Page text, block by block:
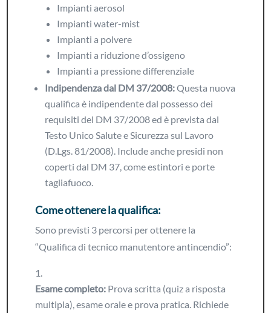
Impianti aerosol
Impianti water-mist
Impianti a polvere
Impianti a riduzione d’ossigeno
Impianti a pressione differenziale
Indipendenza dal DM 37/2008:Questa nuova
qualifica è indipendente dal possesso dei
requisiti del DM 37/2008 ed è prevista dal
Testo Unico Salute e Sicurezza sul Lavoro
(D.Lgs. 81/2008). Include anche presidi non
coperti dal DM 37, come estintori e porte
tagliafuoco.
Come ottenere la qualifica:
Sono previsti 3 percorsi per ottenere la
“Qualifica di tecnico manutentore antincendio”:
Esame completo: Prova scritta (quiz a risposta
multipla), esame orale e prova pratica. Richiede